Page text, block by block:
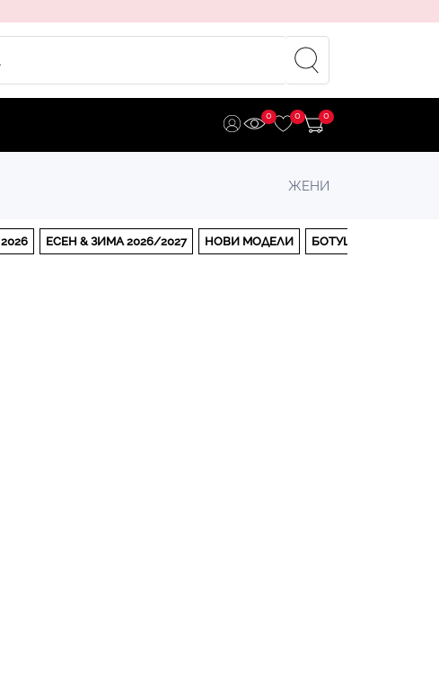
0 0 0
ЖЕНИ
ЕСЕН & ЗИМА 2026/2027 НОВИ МОДЕЛИ БОТУШИ